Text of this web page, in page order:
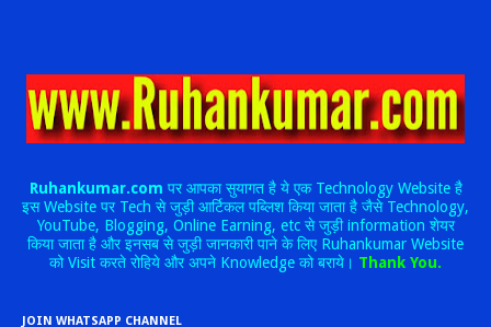
Ruhankumar.com पर आपका सुयागत है ये एक Technology Website है
इस Website पर Tech से जुड़ी आर्टिकल पब्लिश किया जाता है जैसे Technology,
YouTube, Blogging, Online Earning, etc से जुड़ी information शेयर
किया जाता है और इनसब से जुड़ी जानकारी पाने के लिए Ruhankumar Website
को Visit करते रोहिये और अपने Knowledge को बराये। Thank You.
JOIN WHATSAPP CHANNEL